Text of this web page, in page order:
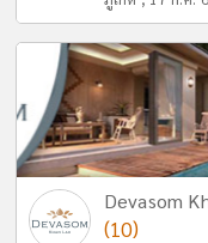
Devasom
(10)